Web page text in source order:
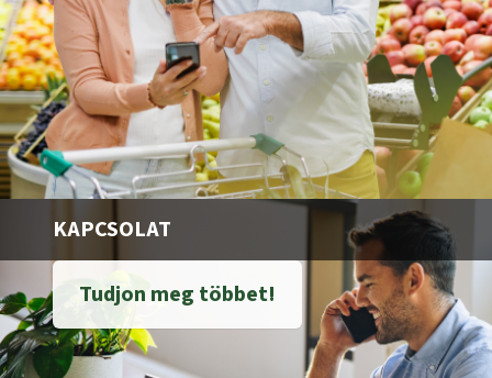
KAPCSOLAT
Tudjon meg többet!